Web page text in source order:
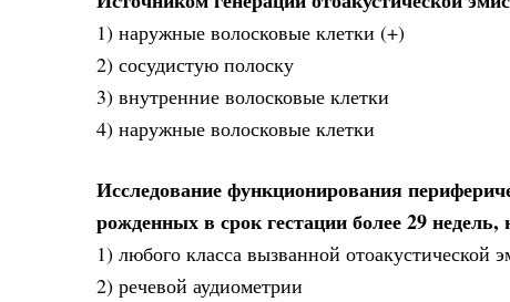
1) наружные волосковые клетки (+)
2) сосудистую полоску
3) внутренние волосковые клетки
4) наружные волосковые клетки
Исследование функционирования
рожденных в срок гестации более 29
1) любого класса вызванной отоакустической
2) речевой аудиометрии